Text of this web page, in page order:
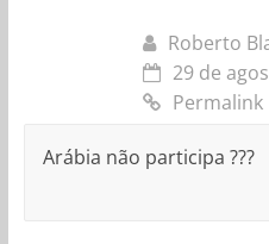
Roberto
29 de
Permalink
Arábia não participa ???